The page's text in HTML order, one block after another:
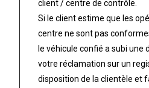
client / centre de contrôle.
Si le client estime que les
centre ne sont pas
le véhicule confié a subi une
votre réclamation sur un
disposition de la clientèle et